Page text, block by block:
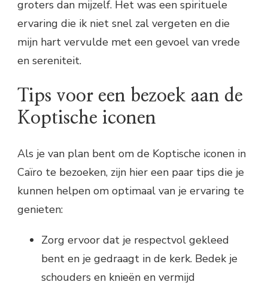
groters dan mijzelf. Het was een spirituele
ervaring die ik niet snel zal vergeten en die
mijn hart vervulde met een gevoel van vrede
en sereniteit.
Tips voor een bezoek aan de
Koptische iconen
Als je van plan bent om de Koptische iconen in
Caïro te bezoeken, zijn hier een paar tips die je
kunnen helpen om optimaal van je ervaring te
genieten:
Zorg ervoor dat je respectvol gekleed
bent en je gedraagt in de kerk. Bedek je
schouders en knieën en vermijd